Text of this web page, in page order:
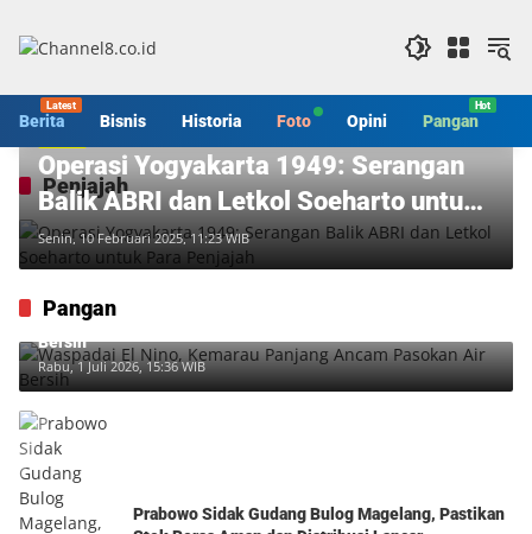
konten
Berita Bisnis Historia Foto Opini Pangan
Penjajah
Operasi Yogyakarta 1949: Serangan
Balik ABRI dan Letkol Soeharto untuk
Para Penjajah
Senin, 10 Februari 2025, 11:23 WIB
Pangan
Waspadai El Nino, Kemarau Panjang Ancam Pasokan Air
Bersih
Rabu, 1 Juli 2026, 15:36 WIB
Prabowo Sidak Gudang Bulog Magelang, Pastikan